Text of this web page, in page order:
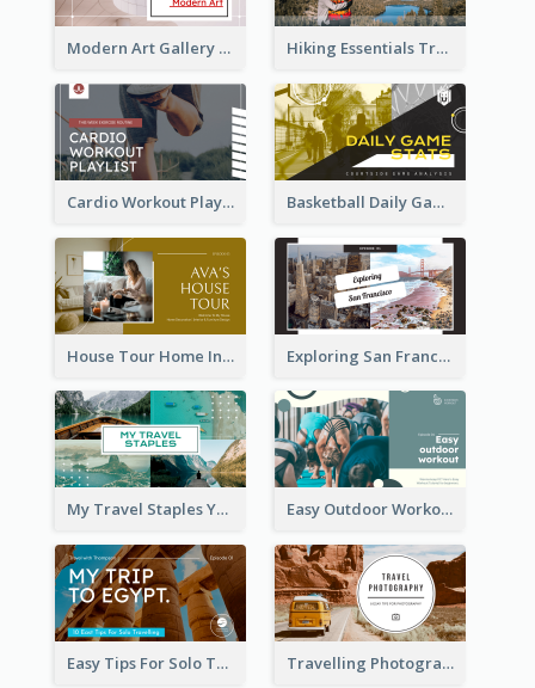
Modern Art Gallery Art Education YouTube Thumbnail Hiking Essentials Travel YouTube Thumbnail
Cardio Workout Playlist Fitness YouTube Thumbnail Basketball Daily Game Stats Sports YouTube Thumbnail
House Tour Home Introduction YouTube Thumbnail Exploring San Francisco Travelling YouTube Thumbnail
My Travel Staples YouTube Thumbnail Easy Outdoor Workout YouTube Thumbnail
Easy Tips For Solo Traveler YouTube Thumbnail Travelling Photography Tips YouTube Thumbnail